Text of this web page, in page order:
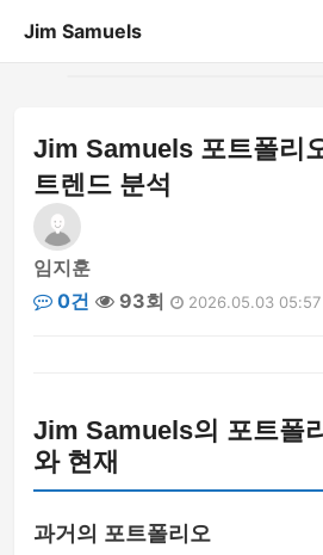
Jim Samuels
개인 포트폴리오
Jim Samuels 포트폴리
트렌드 분석
임지훈
0건
93회 2026.05.03 05:57
Jim Samuels의 포트폴
와 현재
과거의 포트폴리오